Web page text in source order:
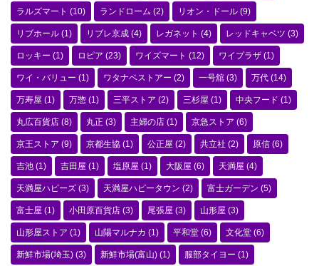
ラルズマート (10) ランドローム (2) リオン・ドール (9)
リブホール (1) リブレ京成 (4) レガネット (4) レッドキャベツ (3)
ロッキー (1) ロピア (23) ワイズマート (12) ワイプラザ (1)
ワイ・バリュー (1) ワタナベストアー (2) 一号舘 (3) 万代 (14)
万寿屋 (1) 万惣 (1) 三平ストア (2) 三杉屋 (1) 中央フード (1)
丸広百貨店 (8) 丸正 (3) 主婦の店 (1) 京急ストア (6)
京王ストア (9) 京都生協 (1) 公正屋 (2) 共立社 (2) 原信 (6)
吉池 (1) 吉田屋 (1) 塩原屋 (1) 大阪屋 (6) 天満屋 (4)
天満屋ハピーズ (3) 天満屋ハピータウン (2) 富士ガーデン (5)
富士屋 (1) 小田原百貨店 (3) 尾張屋 (3) 山形屋 (3)
山形屋ストア (1) 山陽マルナカ (1) 平和堂 (6) 文化堂 (6)
新鮮市場(埼玉) (3) 新鮮市場(富山) (1) 服部タイヨー (1)